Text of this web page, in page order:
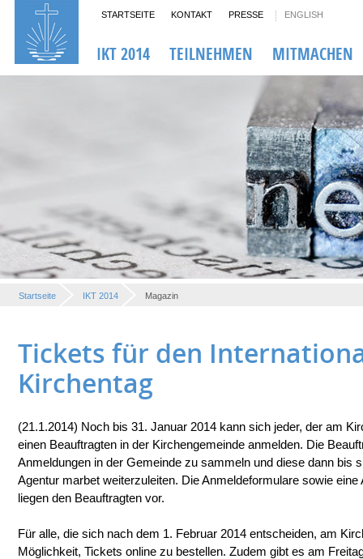
STARTSEITE KONTAKT PRESSE ENGLISH
IKT 2014 TEILNEHMEN MITMACHEN
Startseite IKT 2014 Magazin
Tickets für den
Kirchentag
(21.1.2014) Noch bis 31. Januar 2014 kann sich jeder, der am
einen Beauftragten in der Kirchengemeinde anmelden. Die
Anmeldungen in der Gemeinde zu sammeln und diese dann bis
Agentur marbet weiterzuleiten. Die Anmeldeformulare sowie
liegen den Beauftragten vor.
Für alle, die sich nach dem 1. Februar 2014 entscheiden, am
Möglichkeit, Tickets online zu bestellen. Zudem gibt es am